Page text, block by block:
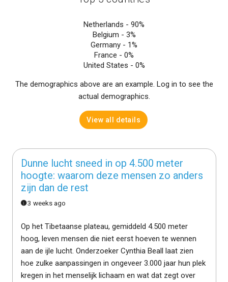
Netherlands - 90%
Belgium - 3%
Germany - 1%
France - 0%
United States - 0%
The demographics above are an example. Log in to see the
actual demographics.
View all details
Dunne lucht sneed in op 4.500 meter
hoogte: waarom deze mensen zo anders
zijn dan de rest
3 weeks ago
Op het Tibetaanse plateau, gemiddeld 4.500 meter
hoog, leven mensen die niet eerst hoeven te wennen
aan de ijle lucht. Onderzoeker Cynthia Beall laat zien
hoe zulke aanpassingen in ongeveer 3.000 jaar hun plek
kregen in het menselijk lichaam en wat dat zegt over